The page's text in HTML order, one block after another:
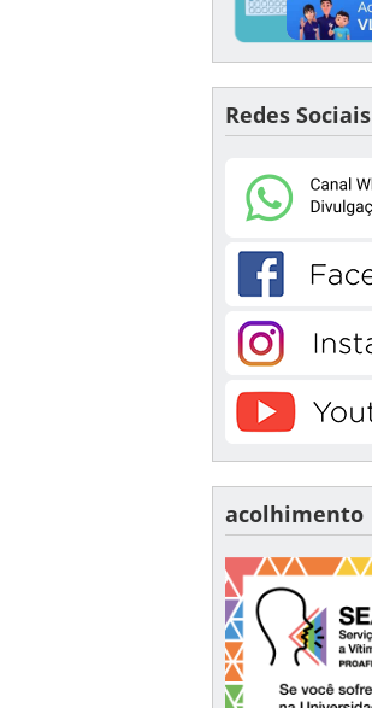
Redes Sociais
acolhimento